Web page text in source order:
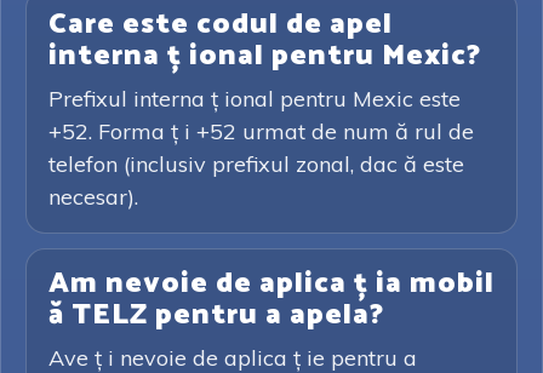
Care este codul de apel
interna ț ional pentru Mexic?
Prefixul interna ț ional pentru Mexic este
+52. Forma ț i +52 urmat de num ă rul de
telefon (inclusiv prefixul zonal, dac ă este
necesar).
Am nevoie de aplica ț ia mobil
ă TELZ pentru a apela?
Ave ț i nevoie de aplica ț ie pentru a